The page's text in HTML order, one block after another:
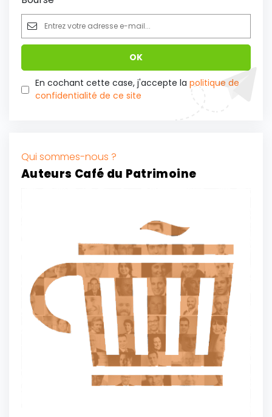
En cochant cette case, j'accepte la politique de
confidentialité de ce site
Qui sommes-nous ?
Auteurs Café du Patrimoine